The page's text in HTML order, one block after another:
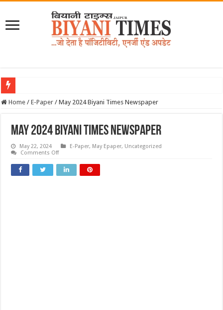
Home / E-Paper / May 2024 Biyani Times Newspaper
May 2024 Biyani Times Newspaper
May 22, 2024 E-Paper, May Epaper, Uncategorized
Comments Offon
2024
Biyani
Times